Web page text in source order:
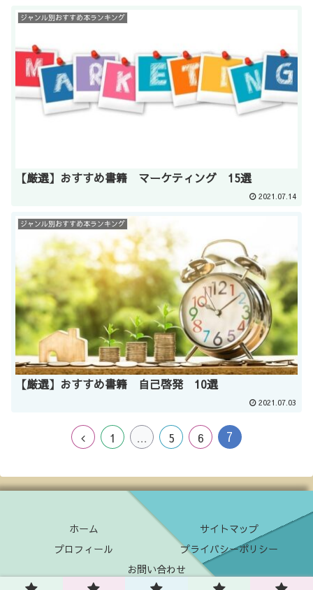
ジャンル別おすすめ本ランキング
【厳選】おすすめ書籍 マーケティング 15選
2021.07.14
ジャンル別おすすめ本ランキング
【厳選】おすすめ書籍 自己啓発 10選
2021.07.03
1 … 5 6 7
ホーム
サイトマップ
プロフィール
プライバシーポリシー
お問い合わせ